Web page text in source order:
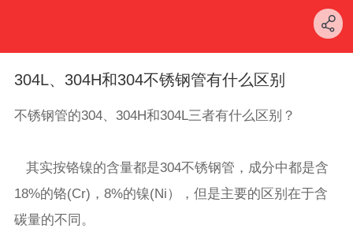
304L、304H和304不锈钢管有什么区别
不锈钢管的304、304H和304L三者有什么区别？
其实按铬镍的含量都是304不锈钢管，成分中都是含
18%的铬(Cr)，8%的镍(Ni），但是主要的区别在于含
碳量的不同。